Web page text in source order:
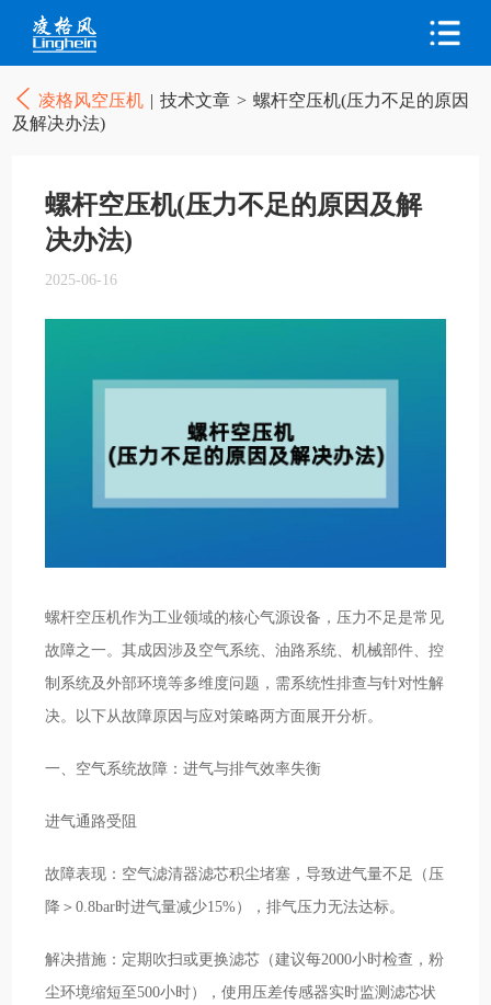
凌格风空压机 | 技术文章 > 螺杆空压机(压力不足的原因
及解决办法)
螺杆空压机(压力不足的原因及解
决办法)
2025-06-16
螺杆空压机作为工业领域的核心气源设备，压力不足是常见
故障之一。其成因涉及空气系统、油路系统、机械部件、控
制系统及外部环境等多维度问题，需系统性排查与针对性解
决。以下从故障原因与应对策略两方面展开分析。
一、空气系统故障：进气与排气效率失衡
进气通路受阻
故障表现：空气滤清器滤芯积尘堵塞，导致进气量不足（压
降＞0.8bar时进气量减少15%），排气压力无法达标。
解决措施：定期吹扫或更换滤芯（建议每2000小时检查，粉
尘环境缩短至500小时），使用压差传感器实时监测滤芯状